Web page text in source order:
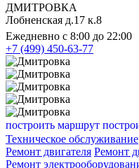
ДМИТРОВКА
Лобненская д.17 к.8
Ежедневно с 8:00 до 22:00
+7 (499) 450-63-77
построить маршрут
Техническое обслуживание
Ремонт двигателя Ремонт
Ремонт